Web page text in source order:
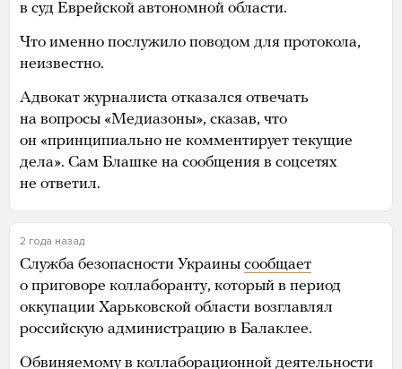
в суд Еврейской автономной области.
Что именно послужило поводом для протокола,
неизвестно.
Адвокат журналиста отказался отвечать
на вопросы «Медиазоны», сказав, что
он «принципиально не комментирует текущие
дела». Сам Блашке на сообщения в соцсетях
не ответил.
2 года назад
Служба безопасности Украины сообщает
о приговоре коллаборанту, который в период
оккупации Харьковской области возглавлял
российскую администрацию в Балаклее.
Обвиняемому в коллаборационной деятельности